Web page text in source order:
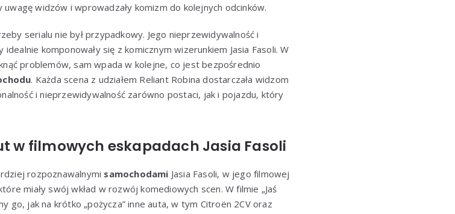
widzów i wprowadzały komizm do kolejnych odcinków.
serialu nie był przypadkowy. Jego nieprzewidywalność i
komponowały się z komicznym wizerunkiem Jasia Fasoli. W
problemów, sam wpada w kolejne, co jest bezpośrednio
. Każda scena z udziałem Reliant Robina dostarczała widzom
i nieprzewidywalność zarówno postaci, jak i pojazdu, który
w filmowych eskapadach Jasia Fasoli
rozpoznawalnymi samochodami Jasia Fasoli, w jego filmowej
miały swój wkład w rozwój komediowych scen. W filmie „Jaś
go, jak na krótko „pożycza” inne auta, w tym Citroën 2CV oraz